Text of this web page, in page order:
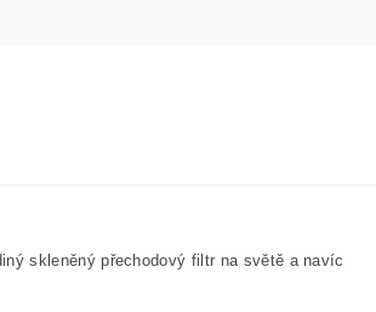
skleněný přechodový filtr na světě a navíc